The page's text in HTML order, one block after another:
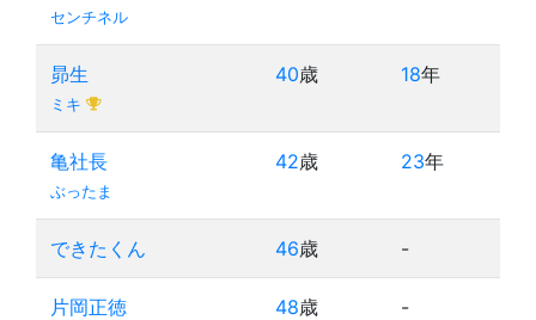
センチネル
昴生
ミキ
40歳 18年
亀社長
ぶったま
42歳 23年
できたくん 46歳 -
片岡正徳 48歳 -